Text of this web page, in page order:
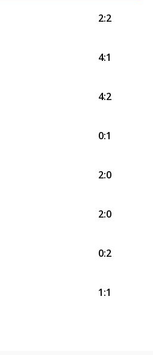
2:2
4:1
4:2
0:1
2:0
2:0
0:2
1:1